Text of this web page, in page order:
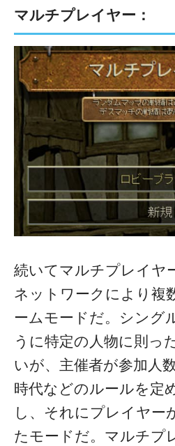
マルチプレイヤー：
続いてマルチプレイヤ
ネットワークにより複
ームモードだ。シング
うに特定の人物に則っ
いが、主催者が参加人
時代などのルールを定
し、それにプレイヤー
たモードだ。マルチプ